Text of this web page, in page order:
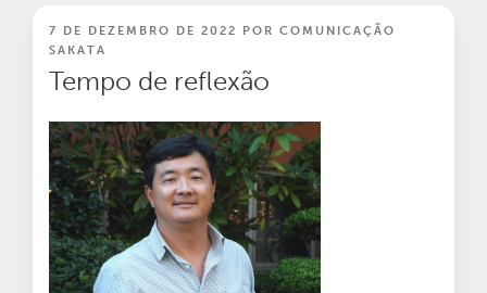
PUBLICADO
EM
7 DE DEZEMBRO DE 2022 POR COMUNICAÇÃO
SAKATA
Tempo de reflexão